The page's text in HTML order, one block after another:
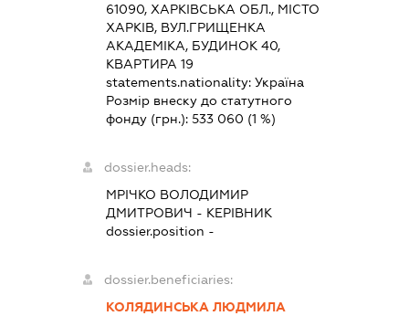
61090, ХАРКІВСЬКА ОБЛ., МІСТО
ХАРКІВ, ВУЛ.ГРИЩЕНКА
АКАДЕМІКА, БУДИНОК 40,
КВАРТИРА 19
statements.nationality:Україна
Розмір внеску до статутного
фонду (грн.):533 060 (1 %)
dossier.heads:
МРІЧКО ВОЛОДИМИР
ДМИТРОВИЧ - КЕРІВНИК
dossier.position -
dossier.beneficiaries:
КОЛЯДИНСЬКА ЛЮДМИЛА